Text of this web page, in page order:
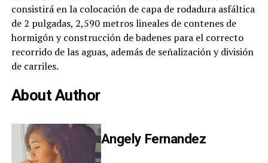
consistirá en la colocación de capa de rodadura asfáltica
de 2 pulgadas, 2,590 metros lineales de contenes de
hormigón y construcción de badenes para el correcto
recorrido de las aguas, además de señalización y división
de carriles.
About Author
Angely Fernandez